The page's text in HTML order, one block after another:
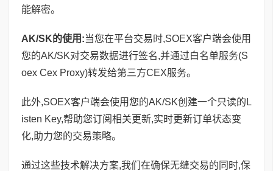
能解密。
AK/SK的使用:当您在平台交易时,SOEX客户端会使用
您的AK/SK对交易数据进行签名,并通过白名单服务(S
oex Cex Proxy)转发给第三方CEX服务。
此外,SOEX客户端会使用您的AK/SK创建一个只读的L
isten Key,帮助您订阅相关更新,实时更新订单状态变
化,助力您的交易策略。
通过这些技术解决方案,我们在确保无缝交易的同时,保